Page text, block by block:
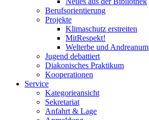
Berufsorientierung
Projekte
Klimaschutz erstreiten
MitRespekt!
Welterbe und Andreanum
Jugend debattiert
Diakonisches Praktikum
Kooperationen
Service
Kategorieansicht
Sekretariat
Anfahrt & Lage